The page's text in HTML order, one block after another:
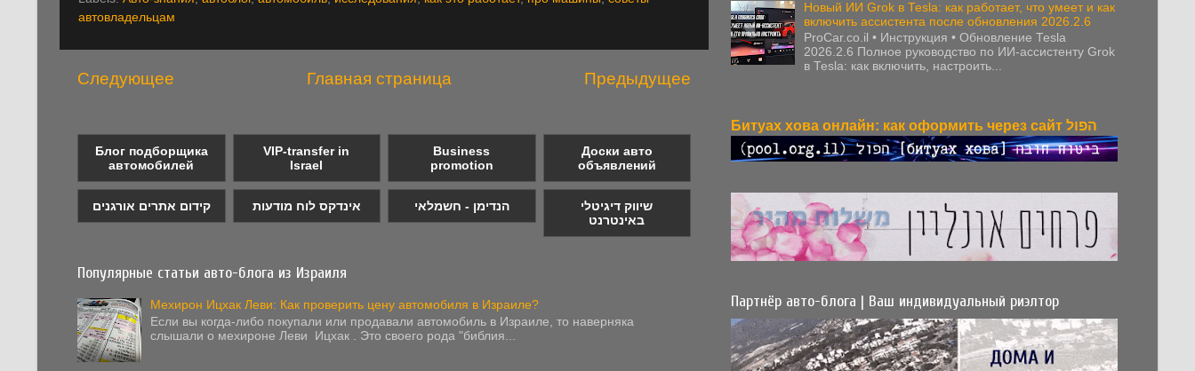
автовладельцам
Следующее Предыдущее
Главная страница
Блог подборщика
автомобилей
VIP-transfer in
Israel
Business
promotion
Доски авто
объявлений
קידום אתרים אורגנים אינדקס לוח מודעות הנדימן - חשמלאי
שיווק דיגיטלי
באינטרנט
Популярные статьи авто-блога из Израиля
Мехирон Ицхак Леви: Как проверить цену автомобиля в Израиле?
Если вы когда-либо покупали или продавали автомобиль в Израиле, то наверняка
слышали о мехироне Леви Ицхак . Это своего рода "библия...
Новый ИИ Grok в Tesla: как работает, что умеет и как
включить ассистента после обновления 2026.2.6
ProCar.co.il • Инструкция • Обновление Tesla
2026.2.6 Полное руководство по ИИ-ассистенту Grok
в Tesla: как включить, настроить...
Битуах хова онлайн: как оформить через сайт הפול
Партнёр авто-блога | Ваш индивидуальный риэлтор